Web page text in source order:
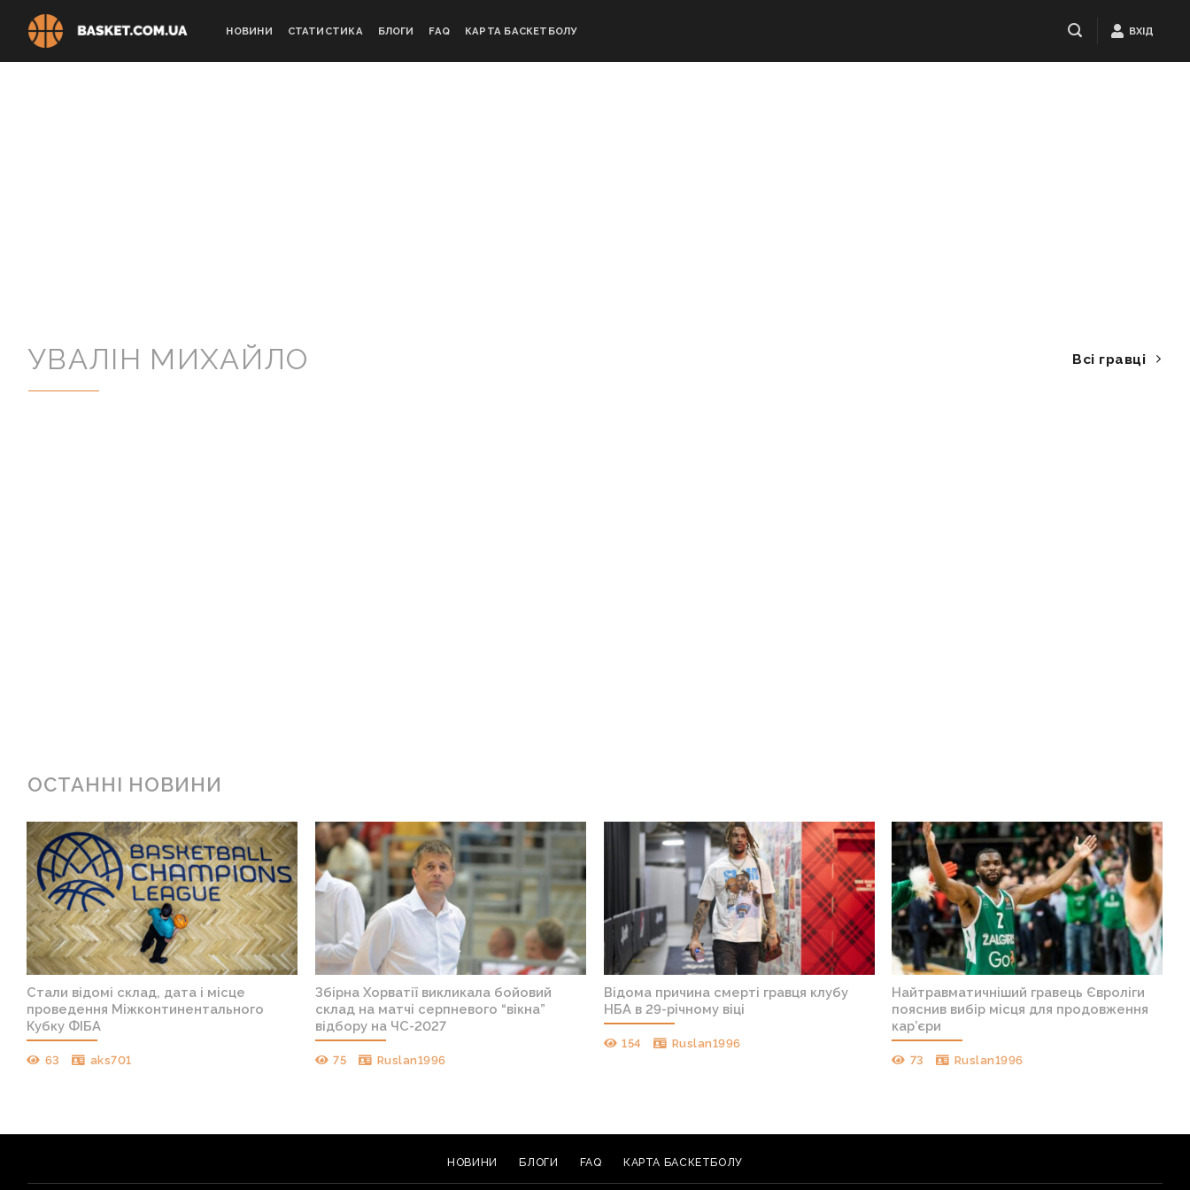
НОВИНИ СТАТИСТИКА БЛОГИ FAQ КАРТА БАСКЕТБОЛУ ВХІД
УВАЛІН МИХАЙЛО Всі гравці
ОСТАННІ НОВИНИ
Стали відомі склад, дата і місце
проведення Міжконтинентального
Кубку ФІБА
63 aks701
Збірна Хорватії викликала бойовий
склад на матчі серпневого “вікна”
відбору на ЧС-2027
75 Ruslan1996
Відома причина смерті гравця клубу
НБА в 29-річному віці
154 Ruslan1996
Найтравматичніший гравець Євроліги
пояснив вибір місця для продовження
кар’єри
73 Ruslan1996
НОВИНИ БЛОГИ FAQ КАРТА БАСКЕТБОЛУ